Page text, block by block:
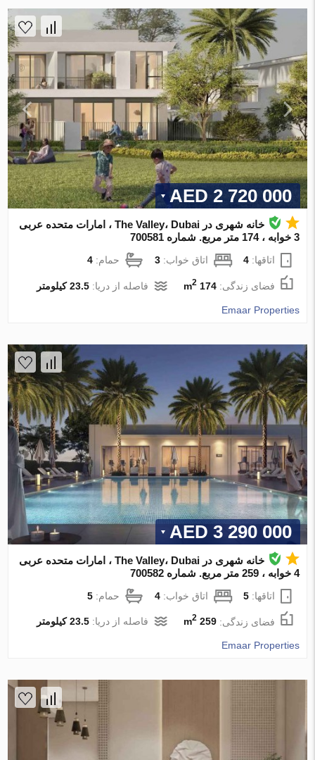
2 720 000 AED
خانه شهری در The Valley، Dubai ، امارات متحده عربی
3 خوابه ، 174 متر مربع. شماره 700581
اتاقها:4 اتاق خواب:3 حمام:4
فضای زندگی:174 m
2 فاصله از دریا:23.5 کیلومتر
Emaar Properties
3 290 000 AED
خانه شهری در The Valley، Dubai ، امارات متحده عربی
4 خوابه ، 259 متر مربع. شماره 700582
اتاقها:5 اتاق خواب:4 حمام:5
فضای زندگی:259 m
2 فاصله از دریا:23.5 کیلومتر
Emaar Properties